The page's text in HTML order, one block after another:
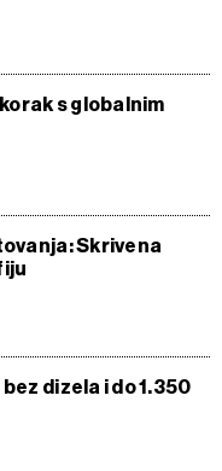
s globalnim
Skrivena
dizela i do 1.350